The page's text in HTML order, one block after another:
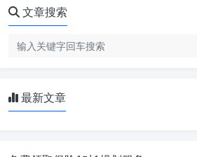
文章搜索
最新文章